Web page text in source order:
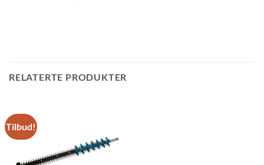
RELATERTE PRODUKTER
Tilbud!